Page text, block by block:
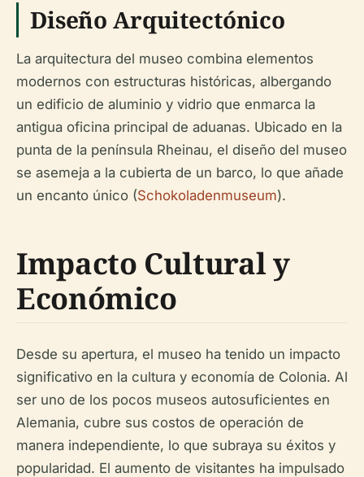
Diseño Arquitectónico
La arquitectura del museo combina elementos
modernos con estructuras históricas, albergando
un edificio de aluminio y vidrio que enmarca la
antigua oficina principal de aduanas. Ubicado en la
punta de la península Rheinau, el diseño del museo
se asemeja a la cubierta de un barco, lo que añade
un encanto único (Schokoladenmuseum).
Impacto Cultural y
Económico
Desde su apertura, el museo ha tenido un impacto
significativo en la cultura y economía de Colonia. Al
ser uno de los pocos museos autosuficientes en
Alemania, cubre sus costos de operación de
manera independiente, lo que subraya su éxitos y
popularidad. El aumento de visitantes ha impulsado